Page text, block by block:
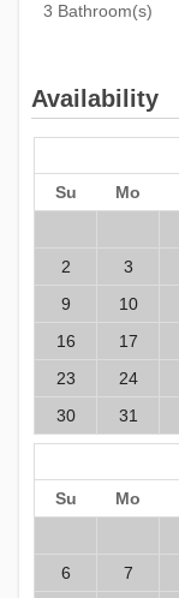
3 Bathroom(s)
Availability
Su Mo
2
3
9
10
16
17
23
24
30
31
Su Mo
6
7